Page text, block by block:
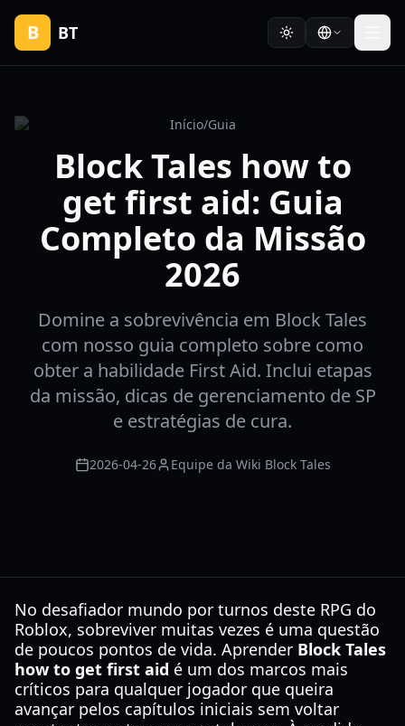
B BT
Início/Guia
Block Tales how to
get first aid: Guia
Completo da Missão
2026
Domine a sobrevivência em Block Tales
com nosso guia completo sobre como
obter a habilidade First Aid. Inclui etapas
da missão, dicas de gerenciamento de SP
e estratégias de cura.
2026-04-26 Equipe da Wiki Block Tales
No desafiador mundo por turnos deste RPG do
Roblox, sobreviver muitas vezes é uma questão
de poucos pontos de vida. Aprender Block Tales
how to get first aid é um dos marcos mais
críticos para qualquer jogador que queira
avançar pelos capítulos iniciais sem voltar